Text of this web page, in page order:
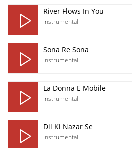
River Flows In You
Instrumental
Sona Re Sona
Instrumental
La Donna E Mobile
Instrumental
Dil Ki Nazar Se
Instrumental